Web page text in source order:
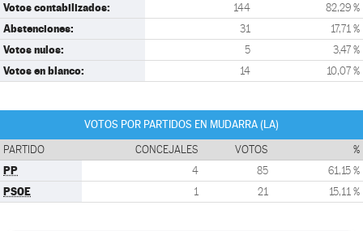
Votos contabilizados: 144 82,29 %
Abstenciones: 31 17,71 %
Votos nulos: 5 3,47 %
Votos en blanco: 14 10,07 %
VOTOS POR PARTIDOS EN MUDARRA (LA)
PARTIDO CONCEJALES VOTOS %
PP 4 85 61,15 %
PSOE 1 21 15,11 %